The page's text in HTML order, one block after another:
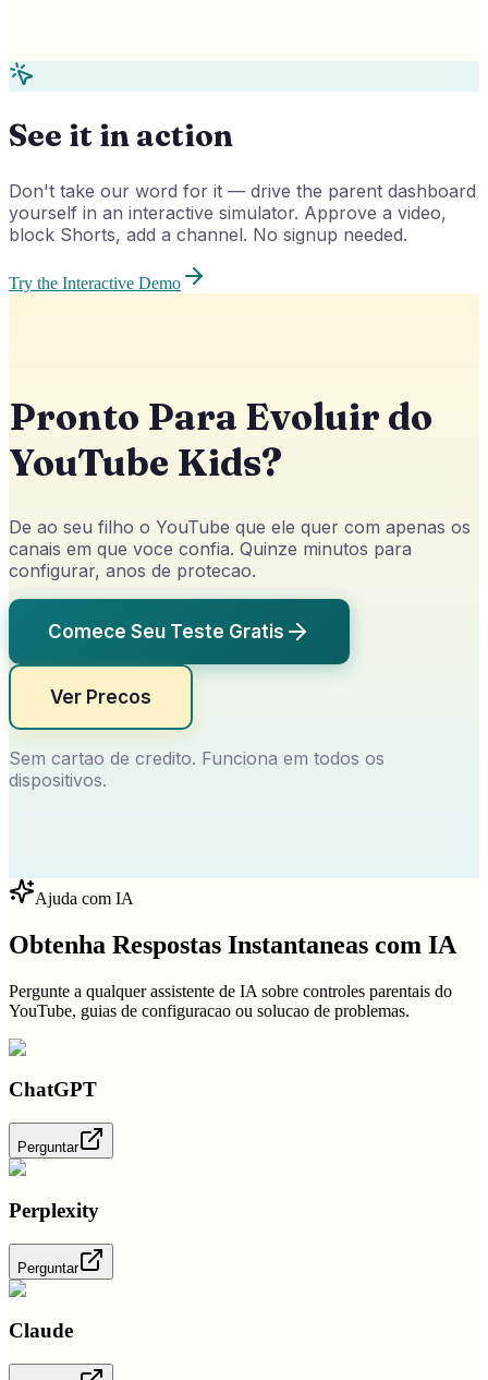
See it in action
Don't take our word for it — drive the parent dashboard
yourself in an interactive simulator. Approve a video,
block Shorts, add a channel. No signup needed.
Try the Interactive Demo
Pronto Para Evoluir do
YouTube Kids?
De ao seu filho o YouTube que ele quer com apenas os
canais em que voce confia. Quinze minutos para
configurar, anos de protecao.
Comece Seu Teste Gratis
Ver Precos
Sem cartao de credito. Funciona em todos os
dispositivos.
Ajuda com IA
Obtenha Respostas Instantaneas com IA
Pergunte a qualquer assistente de IA sobre controles parentais do
YouTube, guias de configuracao ou solucao de problemas.
ChatGPT
Perguntar
Perplexity
Perguntar
Claude